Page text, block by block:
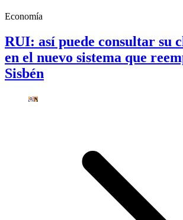
Economía
RUI: así puede consultar su
en el nuevo sistema que
Sisbén